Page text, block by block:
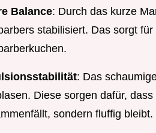
Balance: Durch das kurze
stabilisiert. Das sorgt
: Das
Diese sorgen dafür,
sondern fluffig bleibt.